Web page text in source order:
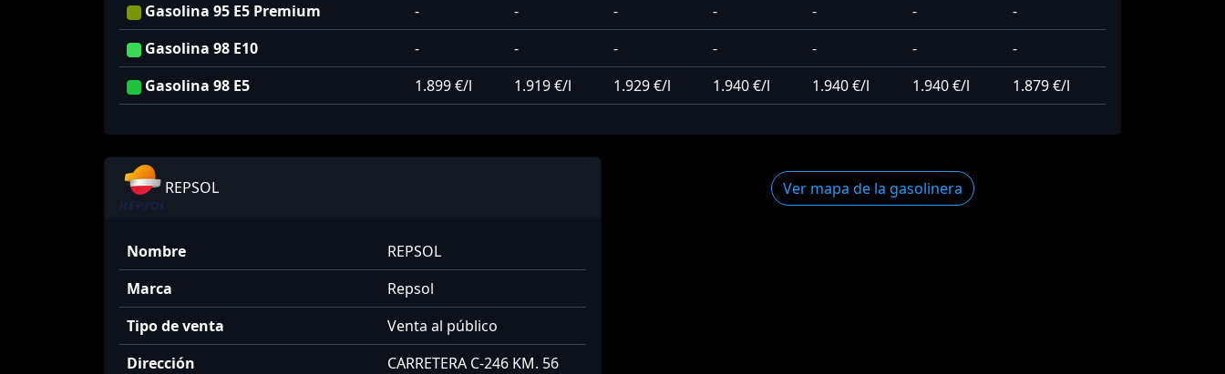
Gasolina 95 E5 Premium
- - - - - -
-
Gasolina 98 E10
- - - - - -
-
Gasolina 98 E5
1.899 €/l 1.919 €/l 1.929 €/l 1.940 €/l 1.940 €/l 1.940 €/l 1.879 €/l
REPSOL
Nombre
REPSOL
Marca
Repsol
Tipo de venta
Venta al público
Dirección
CARRETERA C-246 KM. 56
Ver mapa de la gasolinera